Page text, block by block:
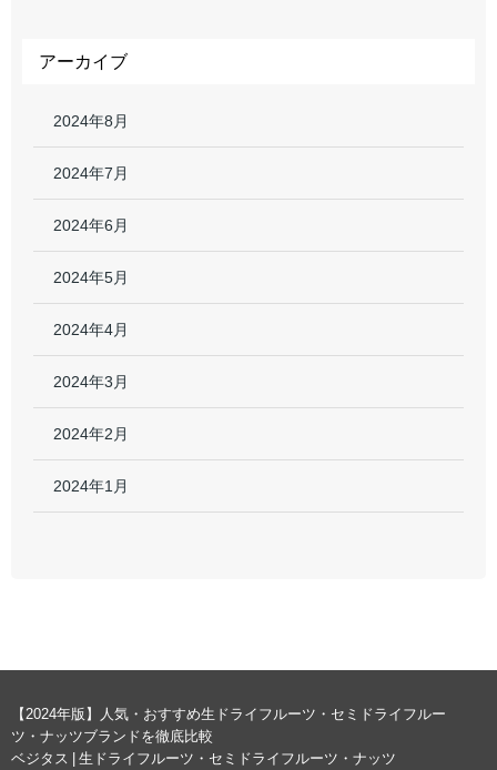
アーカイブ
2024年8月
2024年7月
2024年6月
2024年5月
2024年4月
2024年3月
2024年2月
2024年1月
【2024年版】人気・おすすめ生ドライフルーツ・セミドライフルー
ツ・ナッツブランドを徹底比較
ベジタス | 生ドライフルーツ・セミドライフルーツ・ナッツ